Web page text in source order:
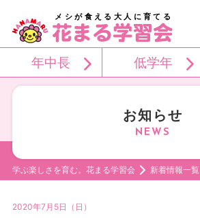
メシが食える大人に育てる
年中長 低学年
お知らせ
学ぶ楽しさを育む。花まる学習会 新着情報一覧
2020年7月5日（日）